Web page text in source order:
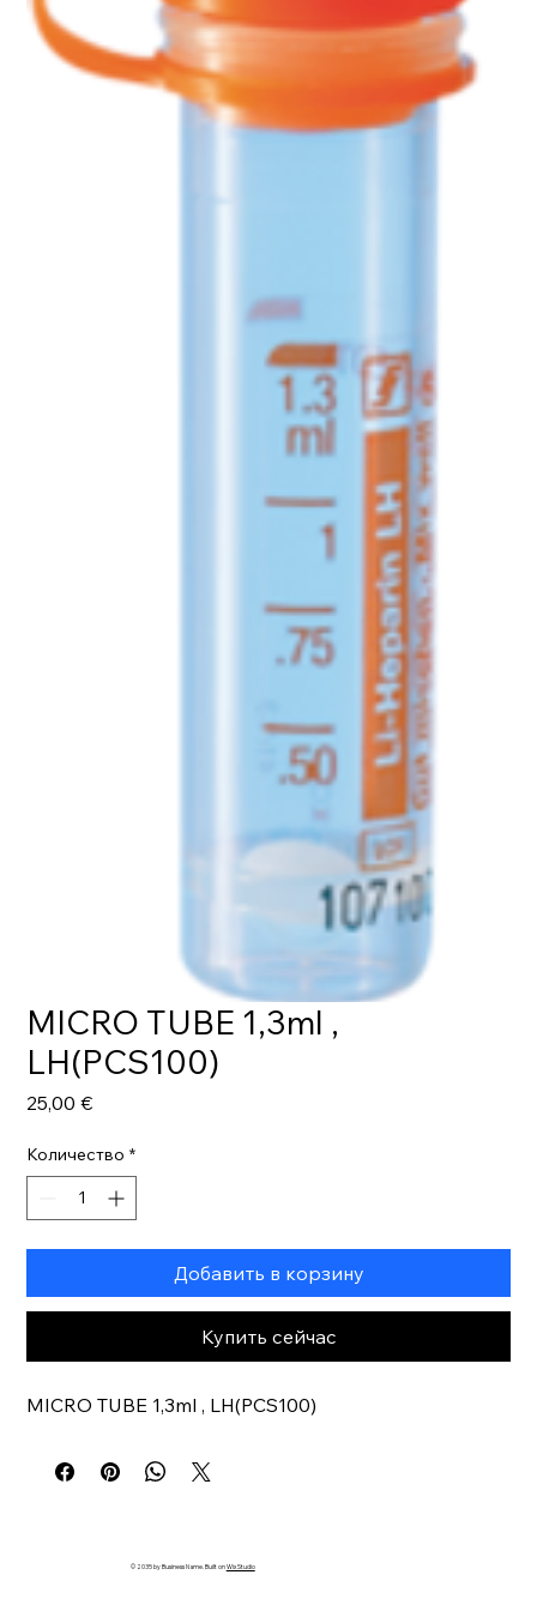
MICRO TUBE 1,3ml ,
LH(PCS100)
25,00 €Цена
Количество *
Добавить в корзину
Купить сейчас
MICRO TUBE 1,3ml , LH(PCS100)
© 2035 by Business Name. Built onWix Studio